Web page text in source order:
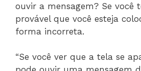
ouvir a mensagem? Se você
provável que você esteja
forma incorreta.
“Se você ver que a tela se